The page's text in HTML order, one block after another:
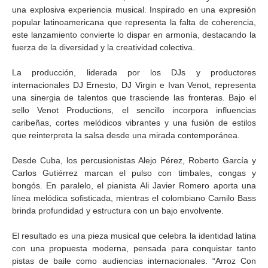
una explosiva experiencia musical. Inspirado en una expresión
popular latinoamericana que representa la falta de coherencia,
este lanzamiento convierte lo dispar en armonía, destacando la
fuerza de la diversidad y la creatividad colectiva.
La producción, liderada por los DJs y productores
internacionales DJ Ernesto, DJ Virgin e Ivan Venot, representa
una sinergia de talentos que trasciende las fronteras. Bajo el
sello Venot Productions, el sencillo incorpora influencias
caribeñas, cortes melódicos vibrantes y una fusión de estilos
que reinterpreta la salsa desde una mirada contemporánea.
Desde Cuba, los percusionistas Alejo Pérez, Roberto García y
Carlos Gutiérrez marcan el pulso con timbales, congas y
bongós. En paralelo, el pianista Ali Javier Romero aporta una
línea melódica sofisticada, mientras el colombiano Camilo Bass
brinda profundidad y estructura con un bajo envolvente.
El resultado es una pieza musical que celebra la identidad latina
con una propuesta moderna, pensada para conquistar tanto
pistas de baile como audiencias internacionales. “Arroz Con